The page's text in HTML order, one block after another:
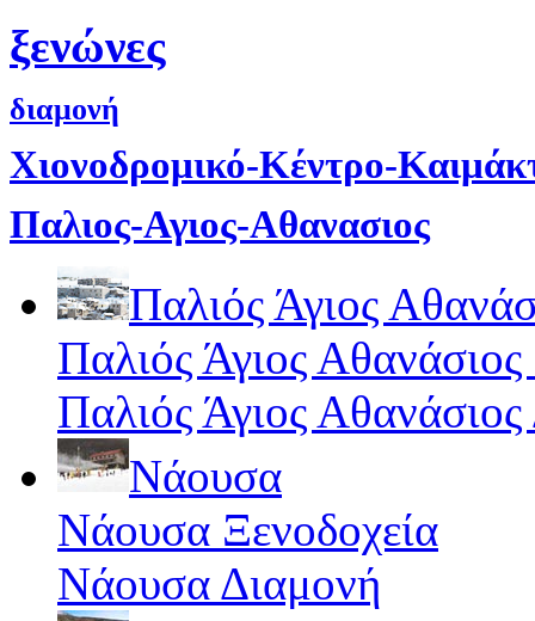
ξενώνες
διαμονή
Χιονοδρομικό-Κέντρο-
Παλιος-Αγιος-Αθανασιος
Παλιός Άγιος
Παλιός Άγιος Αθανάσιος
Παλιός Άγιος
Νάουσα
Νάουσα Ξενοδοχεία
Νάουσα Διαμονή